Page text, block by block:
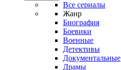
Все сериалы
Жанр
Биография
Боевики
Военные
Детективы
Документальные
Драмы